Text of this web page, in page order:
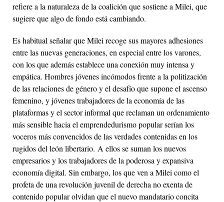
refiere a la naturaleza de la coalición que sostiene a Milei, que
sugiere que algo de fondo está cambiando.
Es habitual señalar que Milei recoge sus mayores adhesiones
entre las nuevas generaciones, en especial entre los varones,
con los que además establece una conexión muy intensa y
empática. Hombres jóvenes incómodos frente a la politización
de las relaciones de género y el desafío que supone el ascenso
femenino, y jóvenes trabajadores de la economía de las
plataformas y el sector informal que reclaman un ordenamiento
más sensible hacia el emprendedurismo popular serían los
voceros más convencidos de las verdades contenidas en los
rugidos del león libertario. A ellos se suman los nuevos
empresarios y los trabajadores de la poderosa y expansiva
economía digital. Sin embargo, los que ven a Milei como el
profeta de una revolución juvenil de derecha no exenta de
contenido popular olvidan que el nuevo mandatario concita